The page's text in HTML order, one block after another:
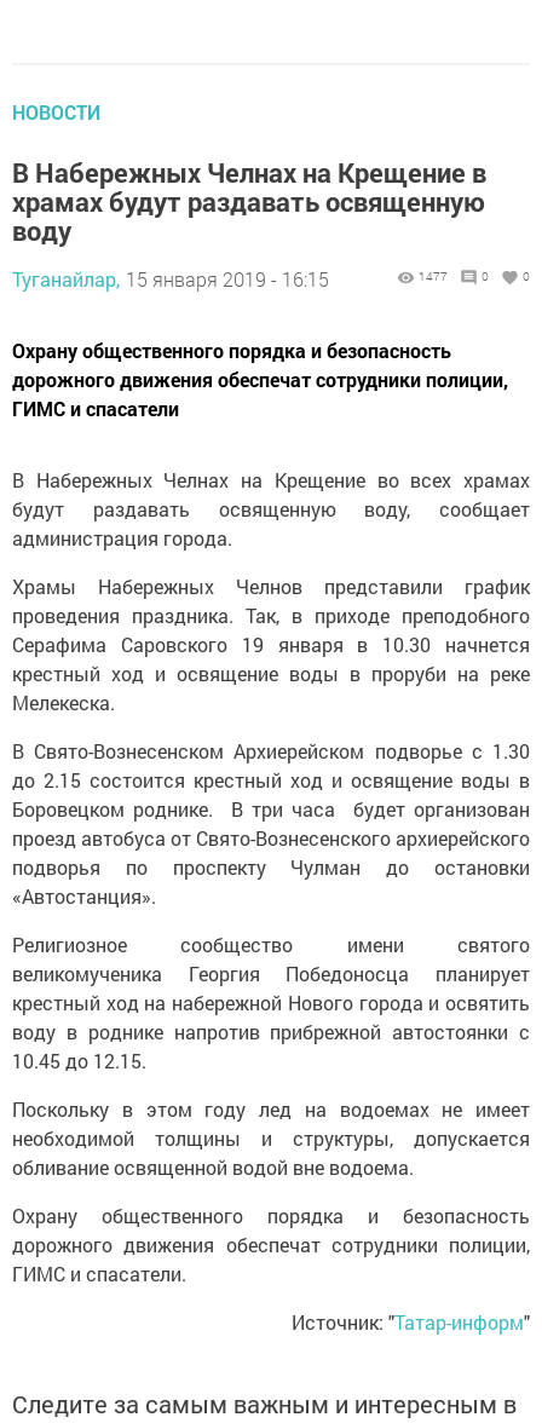
НОВОСТИ
В Набережных Челнах на Крещение в
храмах будут раздавать освященную
воду
Туганайлар, 15 января 2019 - 16:15 1477 0 0
Охрану общественного порядка и безопасность
дорожного движения обеспечат сотрудники полиции,
ГИМС и спасатели
В Набережных Челнах на Крещение во всех храмах
будут раздавать освященную воду, сообщает
администрация города.
Храмы Набережных Челнов представили график
проведения праздника. Так, в приходе преподобного
Серафима Саровского 19 января в 10.30 начнется
крестный ход и освящение воды в проруби на реке
Мелекеска.
В Свято-Вознесенском Архиерейском подворье с 1.30
до 2.15 состоится крестный ход и освящение воды в
Боровецком роднике. В три часа будет организован
проезд автобуса от Свято-Вознесенского архиерейского
подворья по проспекту Чулман до остановки
«Автостанция».
Религиозное сообщество имени святого
великомученика Георгия Победоносца планирует
крестный ход на набережной Нового города и освятить
воду в роднике напротив прибрежной автостоянки с
10.45 до 12.15.
Поскольку в этом году лед на водоемах не имеет
необходимой толщины и структуры, допускается
обливание освященной водой вне водоема.
Охрану общественного порядка и безопасность
дорожного движения обеспечат сотрудники полиции,
ГИМС и спасатели.
Источник: "Татар-информ"
Следите за самым важным и интересным в